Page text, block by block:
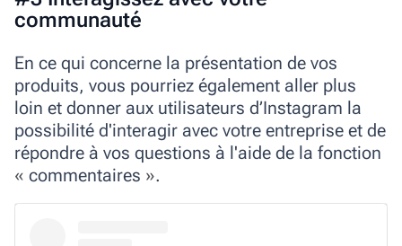
communauté
En ce qui concerne la présentation de vos
produits, vous pourriez également aller plus
loin et donner aux utilisateurs d’Instagram la
possibilité d'interagir avec votre entreprise et de
répondre à vos questions à l'aide de la fonction
« commentaires ».